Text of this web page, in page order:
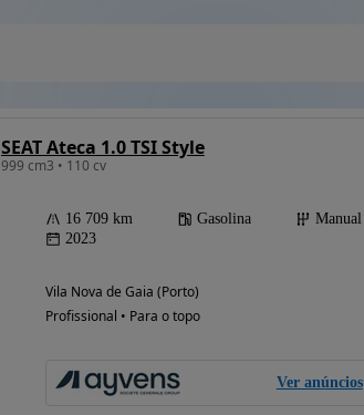
SEAT Ateca 1.0 TSI Style
999 cm3 • 110 cv
16 709 km Gasolina
Manual
2023
Vila Nova de Gaia (Porto)
Profissional • Para o topo
Ver anúncios